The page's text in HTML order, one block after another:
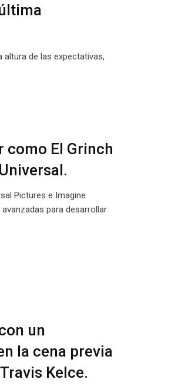
altura de las expectativas,
como El Grinch
Pictures e Imagine
para desarrollar
un
la cena previa
Kelce.